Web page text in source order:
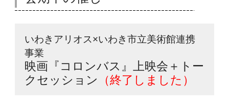
いわきアリオス×いわき市立美術館連携
事業
映画『コロンバス』上映会＋トー
クセッション
（終了しました）